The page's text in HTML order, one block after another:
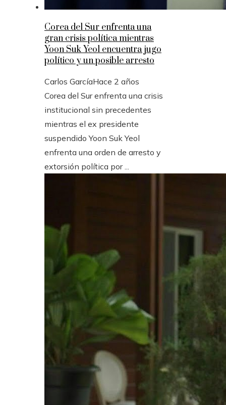
Corea del Sur enfrenta una
gran crisis política mientras
Yoon Suk Yeol encuentra jugo
político y un posible arresto
Carlos GarcíaHace 2 años
Corea del Sur enfrenta una crisis
institucional sin precedentes
mientras el ex presidente
suspendido Yoon Suk Yeol
enfrenta una orden de arresto y
extorsión política por ...